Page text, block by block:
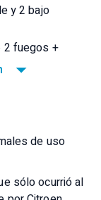
y 2 bajo
2 fuegos +
como en
Mesa
6 de 2,0 l con
de uso
sólo ocurrió al